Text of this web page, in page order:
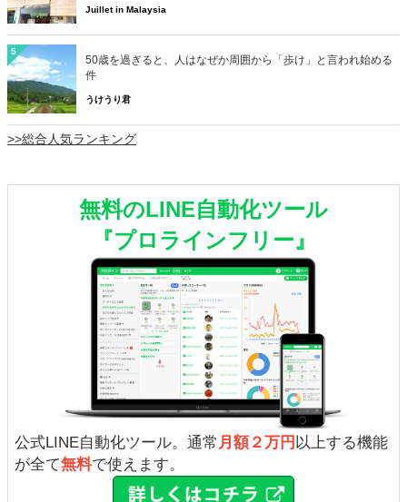
Juillet in Malaysia
5
50歳を過ぎると、人はなぜか周囲から「歩け」と言われ始める
件
うけうり君
>>総合人気ランキング
無料のLINE自動化ツール
『プロラインフリー』
公式LINE自動化ツール。通常 月額２万円 以上する機能
が全て無料で使えます。